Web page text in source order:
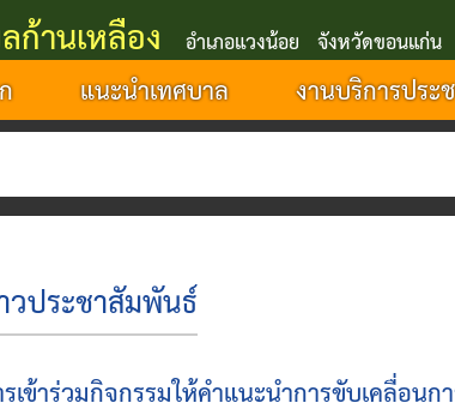
ก้านเหลือง อำเภอแวงน้อย จังหวัดขอนแก่น
แนะนำเทศบาล งานบริการประ
วประชาสัมพันธ์
เข้าร่วมกิจกรรมให้คำแนะนำการขับเคลื่อน